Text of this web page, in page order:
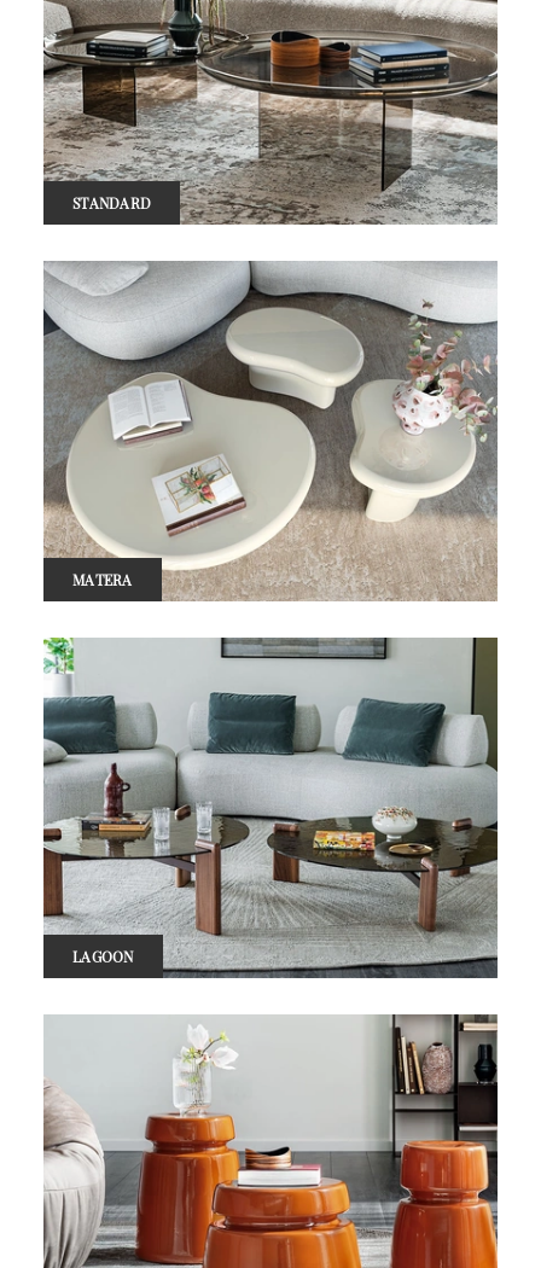
STANDARD
MATERA
LAGOON